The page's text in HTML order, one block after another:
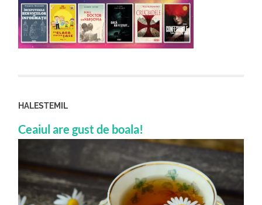
HALESTEMIL
Ceaiul are gust de boala!